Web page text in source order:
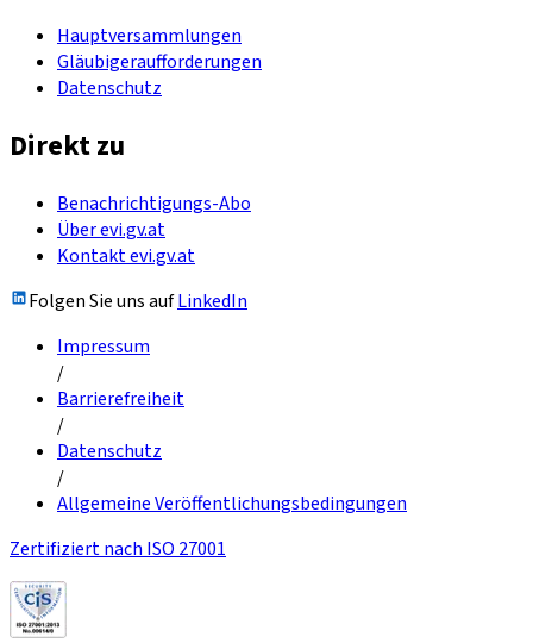
Hauptversammlungen
Gläubigeraufforderungen
Datenschutz
Direkt zu
Benachrichtigungs-Abo
Über evi.gv.at
Kontakt evi.gv.at
Folgen Sie uns aufLinkedIn
Impressum
/
Barrierefreiheit
/
Datenschutz
/
Allgemeine Veröffentlichungsbedingungen
Zertifiziert nach ISO 27001